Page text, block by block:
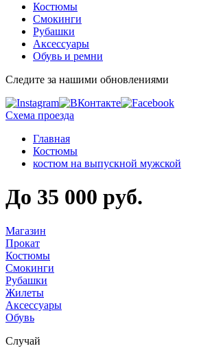
Костюмы
Смокинги
Рубашки
Аксессуары
Обувь и ремни
Следите за нашими обновлениями
Схема проезда
Главная
Костюмы
костюм на выпускной мужской
До 35 000 руб.
Магазин
Прокат
Костюмы
Смокинги
Рубашки
Жилеты
Аксессуары
Обувь
Случай